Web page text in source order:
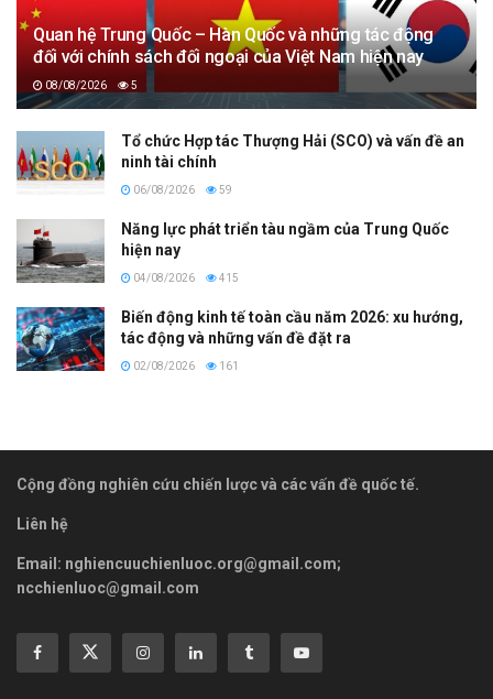
Quan hệ Trung Quốc – Hàn Quốc và những tác động
đối với chính sách đối ngoại của Việt Nam hiện nay
08/08/2026 5
Tổ chức Hợp tác Thượng Hải (SCO) và vấn đề an
ninh tài chính
06/08/2026 59
Năng lực phát triển tàu ngầm của Trung Quốc
hiện nay
04/08/2026 415
Biến động kinh tế toàn cầu năm 2026: xu hướng,
tác động và những vấn đề đặt ra
02/08/2026 161
Cộng đồng nghiên cứu chiến lược và các vấn đề quốc tế.
Liên hệ
Email: nghiencuuchienluoc.org@gmail.com;
ncchienluoc@gmail.com